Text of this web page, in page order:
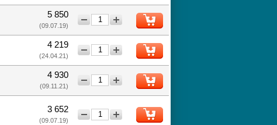
5 850
(09.07.19)
+
4 219
(24.04.21)
+
4 930
(09.11.21)
+
3 652
(09.07.19)
+